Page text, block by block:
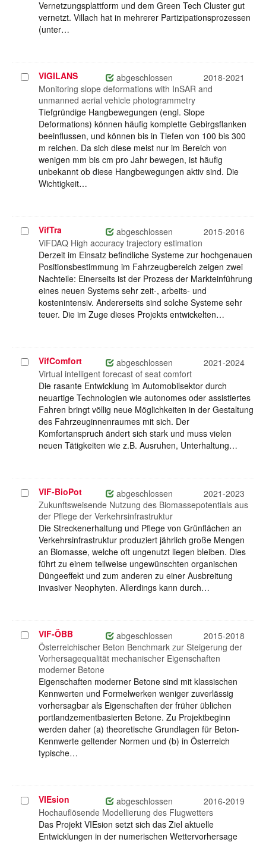
Vernetzungsplattform und dem Green Tech Cluster gut
vernetzt. Villach hat in mehrerer Partizipationsprozessen
(unter…
Projekt
auswählen
VIGILANS abgeschlossen
2018-2021
Monitoring slope deformations with InSAR and
unmanned aerial vehicle photogrammetry
Tiefgründige Hangbewegungen (engl. Slope
Deformations) können häufig komplette Gebirgsflanken
beeinflussen, und können bis in Tiefen von 100 bis 300
m reichen. Da sich diese meist nur im Bereich von
wenigen mm bis cm pro Jahr bewegen, ist häufig
unbekannt ob diese Hangbewegungen aktiv sind. Die
Wichtigkeit…
Projekt
auswählen
VifTra abgeschlossen
2015-2016
ViFDAQ High accuracy trajectory estimation
Derzeit im Einsatz befindliche Systeme zur hochgenauen
Positionsbestimmung im Fahrzeugbereich zeigen zwei
Nachteile: Einerseits ist der Prozess der Markteinführung
eines neuen Systems sehr zeit-, arbeits- und
kostenintensiv. Andererseits sind solche Systeme sehr
teuer. Die im Zuge dieses Projekts entwickelten…
Projekt
auswählen
VifComfort abgeschlossen
2021-2024
Virtual intelligent forecast of seat comfort
Die rasante Entwicklung im Automobilsektor durch
neuartige Technologien wie autonomes oder assistiertes
Fahren bringt völlig neue Möglichkeiten in der Gestaltung
des Fahrzeuginnenraumes mit sich. Der
Komfortanspruch ändert sich stark und muss vielen
neuen Tätigkeiten wie z.B. Ausruhen, Unterhaltung…
Projekt
auswählen
VIF-BioPot abgeschlossen
2021-2023
Zukunftsweisende Nutzung des Biomassepotentials aus
der Pflege der Verkehrsinfrastruktur
Die Streckenerhaltung und Pflege von Grünflächen an
Verkehrsinfrastruktur produziert jährlich große Mengen
an Biomasse, welche oft ungenutzt liegen bleiben. Dies
führt zu einem teilweise ungewünschten organischen
Düngeeffekt und zum anderen zu einer Ausbreitung
invasiver Neophyten. Allerdings kann durch…
Projekt
auswählen
VIF-ÖBB abgeschlossen
2015-2018
Österreichischer Beton Benchmark zur Steigerung der
Vorhersagequalität mechanischer Eigenschaften
moderner Betone
Eigenschaften moderner Betone sind mit klassischen
Kennwerten und Formelwerken weniger zuverlässig
vorhersagbar als Eigenschaften der früher üblichen
portlandzementbasierten Betone. Zu Projektbeginn
werden daher (a) theoretische Grundlagen für Beton-
Kennwerte geltender Normen und (b) in Österreich
typische…
Projekt
auswählen
VIEsion abgeschlossen
2016-2019
Hochauflösende Modellierung des Flugwetters
Das Projekt VIEsion setzt sich das Ziel aktuelle
Entwicklungen in der numerischen Wettervorhersage